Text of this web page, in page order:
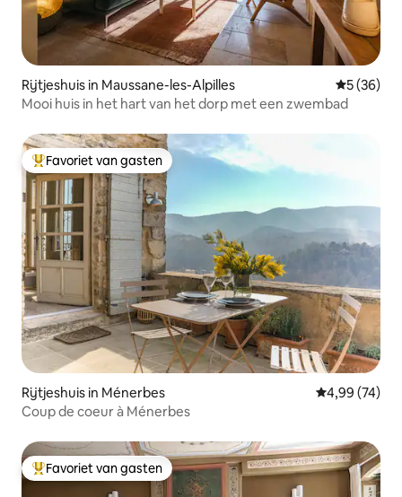
Rijtjeshuis in Maussane-les-Alpilles
5 (36)
Mooi huis in het hart van het dorp met een zwembad
Topfavoriet van gasten
Favoriet van gasten
Rijtjeshuis in Ménerbes Gemiddelde
4,99 (74)
Coup de coeur à Ménerbes
Topfavoriet van gasten
Favoriet van gasten